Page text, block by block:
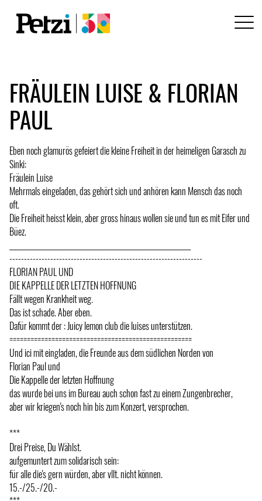
FRÄULEIN LUISE & FLORIAN
PAUL
Eben noch glamurös gefeiert die kleine Freiheit in der heimeligen Garasch zu
Sinki:
Fräulein Luise
Mehrmals eingeladen, das gehört sich und anhören kann Mensch das noch
oft.
Die Freiheit heisst klein, aber gross hinaus wollen sie und tun es mit Eifer und
Büez.
------------------------------------------------------------------
FLORIAN PAUL UND
DIE KAPPELLE DER LETZTEN HOFFNUNG
Fällt wegen Krankheit weg.
Das ist schade. Aber eben.
Dafür kommt der : Juicy lemon club die luises unterstützen.
====================================================
Und ici mit eingladen, die Freunde aus dem südlichen Norden von
Florian Paul und
Die Kappelle der letzten Hoffnung
das wurde bei uns im Bureau auch schon fast zu einem Zungenbrecher,
aber wir kriegen's noch hin bis zum Konzert, versprochen.
***
Drei Preise, Du Wählst.
aufgemuntert zum solidarisch sein:
für alle die's gern würden, aber vllt. nicht können.
15.-/25.-/20.-